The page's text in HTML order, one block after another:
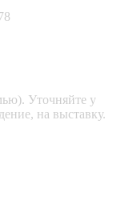
Уточняйте у
на выставку.